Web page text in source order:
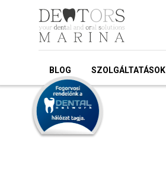
BLOG SZOLGÁLTATÁSOK